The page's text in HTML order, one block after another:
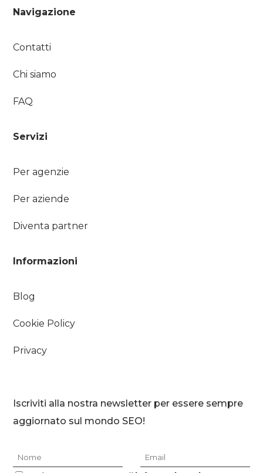
Navigazione
Contatti
Chi siamo
FAQ
Servizi
Per agenzie
Per aziende
Diventa partner
Informazioni
Blog
Cookie Policy
Privacy
Iscriviti alla nostra newsletter per essere sempre
aggiornato sul mondo SEO!